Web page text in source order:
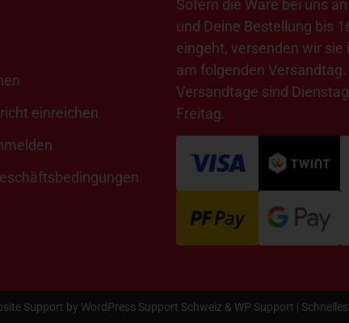
einreichen
Sofern die Ware bei uns
und Deine Bestellung bis
eingeht, versenden wir sie
am folgenden
Versandtage sind
Freitag.
Support by WordPress Support Schweiz & WP Support |